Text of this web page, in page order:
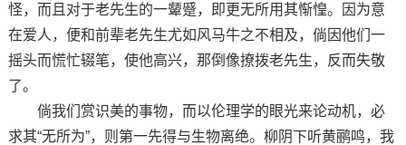
怪，而且对于老先生的一颦蹙，即更无所用其惭惶。因为意
在爱人，便和前辈老先生尤如风马牛之不相及，倘因他们一
摇头而慌忙辍笔，使他高兴，那倒像撩拨老先生，反而失敬
了。
倘我们赏识美的事物，而以伦理学的眼光来论动机，必
求其“无所为”，则第一先得与生物离绝。柳阴下听黄鹂鸣，我